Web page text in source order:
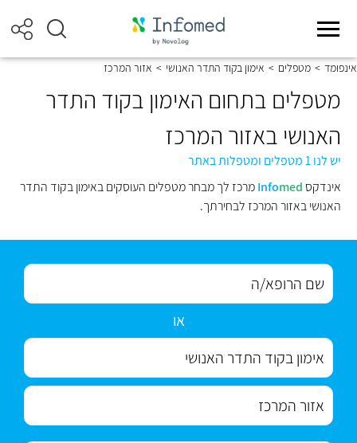
אינפומד > מטפלים > אימון בקוד התדר האנושי > אזור המרכז
מטפלים בתחום האימון בקוד התדר
האנושי באזור המרכז
יש לנו 1 מטפלים ומטפלות באתר
אינדקס
Infomed
מרכז לך מבחר מטפלים העוסקים באימון בקוד התדר
האנושי באזור המרכז לבחירתך.
או